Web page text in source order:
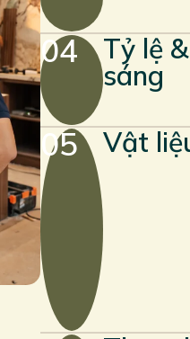
04 Tỷ lệ
sáng
05 Vật